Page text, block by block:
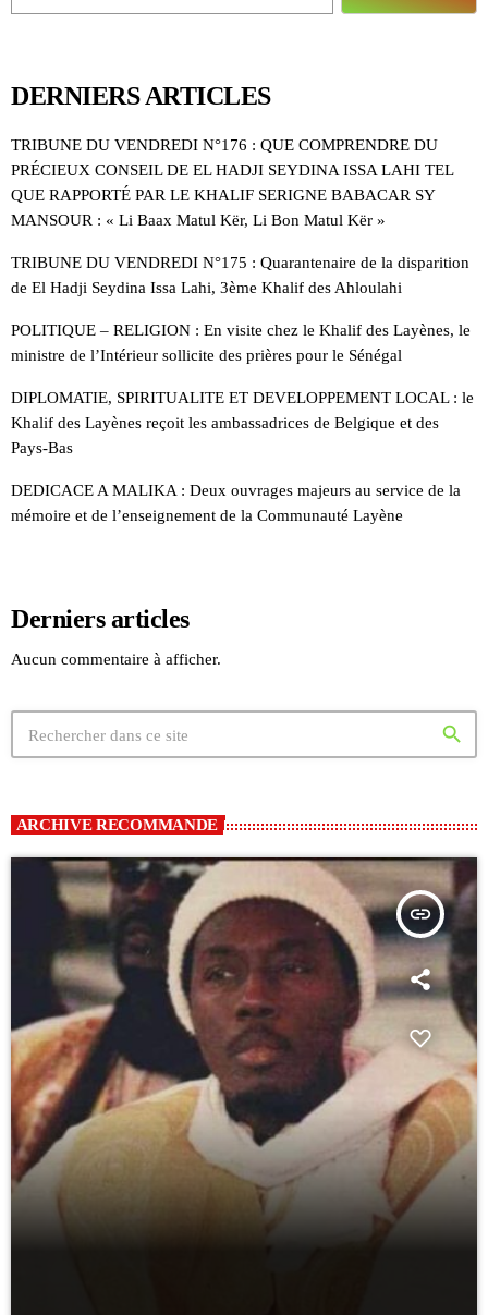
DERNIERS ARTICLES
TRIBUNE DU VENDREDI N°176 : QUE COMPRENDRE DU
PRÉCIEUX CONSEIL DE EL HADJI SEYDINA ISSA LAHI TEL
QUE RAPPORTÉ PAR LE KHALIF SERIGNE BABACAR SY
MANSOUR : « Li Baax Matul Kër, Li Bon Matul Kër »
TRIBUNE DU VENDREDI N°175 : Quarantenaire de la disparition
de El Hadji Seydina Issa Lahi, 3ème Khalif des Ahloulahi
POLITIQUE – RELIGION : En visite chez le Khalif des Layènes, le
ministre de l’Intérieur sollicite des prières pour le Sénégal
DIPLOMATIE, SPIRITUALITE ET DEVELOPPEMENT LOCAL : le
Khalif des Layènes reçoit les ambassadrices de Belgique et des
Pays-Bas
DEDICACE A MALIKA : Deux ouvrages majeurs au service de la
mémoire et de l’enseignement de la Communauté Layène
Derniers articles
Aucun commentaire à afficher.
search
ARCHIVE RECOMMANDE
insert_link